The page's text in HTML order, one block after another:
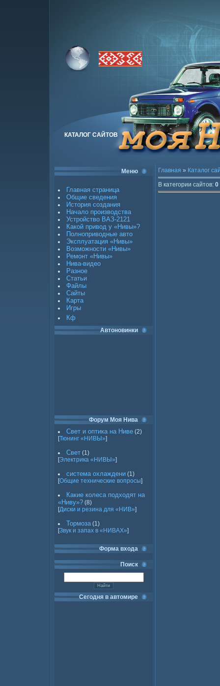
КАТАЛОГ САЙТОВ
Меню
Главная страница
Общие сведения
История создания
Начало производства
Устройство ВАЗ-2121
Какой привод у «Нивы»?
Полноприводные авто
Эксплуатация «Нивы»
Возможности «Нивы»
Ремонт «Нивы»
Нива-видео
Разное
Статьи
Файлы
Сайты
Карта
Игры
Кф
Автоновинки
Форум Моя Нива
Свет и оптика на Ниве (2)
[Тюнинг «НИВЫ»]
Свет (1)
[Электрика «НИВЫ»]
система охлаждени (1)
[Общие технические вопросы]
Какие колеса подходят на
«Ниву»? (8)
[Диски и резина для «НИВ»]
Тормоза (1)
[Звук и запах в «НИВАХ»]
Форма входа
Поиск
Сегодня в автомире
Главная » Каталог
В категории сайтов: 0